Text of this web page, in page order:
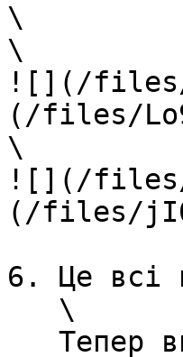
\
\
![](/files/
(/files/
\
![](/files/
(/files/
6. Це всі